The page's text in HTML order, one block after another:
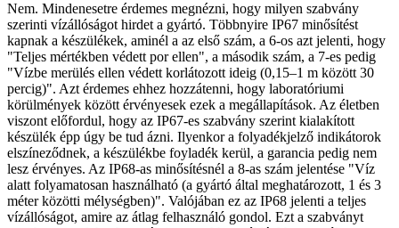
Nem. Mindenesetre érdemes megnézni, hogy milyen szabvány
szerinti vízállóságot hirdet a gyártó. Többnyire IP67 minősítést
kapnak a készülékek, aminél a az első szám, a 6-os azt jelenti, hogy
"Teljes mértékben védett por ellen", a második szám, a 7-es pedig
"Vízbe merülés ellen védett korlátozott ideig (0,15–1 m között 30
percig)". Azt érdemes ehhez hozzátenni, hogy laboratóriumi
körülmények között érvényesek ezek a megállapítások. Az életben
viszont előfordul, hogy az IP67-es szabvány szerint kialakított
készülék épp úgy be tud ázni. Ilyenkor a folyadékjelző indikátorok
elszíneződnek, a készülékbe foyladék kerül, a garancia pedig nem
lesz érvényes. Az IP68-as minősítésnél a 8-as szám jelentése "Víz
alatt folyamatosan használható (a gyártó által meghatározott, 1 és 3
méter közötti mélységben)". Valójában ez az IP68 jelenti a teljes
vízállóságot, amire az átlag felhasználó gondol. Ezt a szabványt